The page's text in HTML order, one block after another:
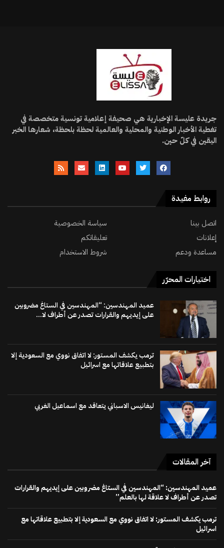
جريدة عليسة الإخبارية هي صحيفة إعلامية تونسية متخصصة في
تغطية الأخبار الوطنية والمحلية والعالمية لحظة بلحظة، شعارها الخبر
اليقين في كلّ حين.
روابط مفيدة
اتصل بينا
سياسة الخصوصية
إعلانات
تعليقاتكم
مساعدة ودعم
شروط الاستخدام
اختيارات المحرّر
عميد المهندسين: “المهندسين في الستاغ مضروبين
على إيديهم والقرارات تصدر عن أطراف لا...
ترمب يكشف المستور: لا اتفاق نووي مع السعودية إلا
بتطبيع علاقاتها مع اسرائيل
ليغانيس الاسباني يتعاقد مع اسماعيل الغربي
آخر المقالات
عميد المهندسين: “المهندسين في الستاغ مضروبين على إيديهم والقرارات
تصدر عن أطراف لا علاقة لها بالعلم”
ترمب يكشف المستور: لا اتفاق نووي مع السعودية إلا بتطبيع علاقاتها مع
اسرائيل